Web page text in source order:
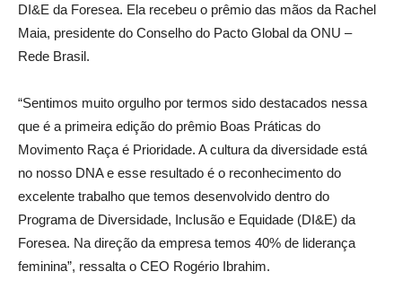
DI&E da Foresea. Ela recebeu o prêmio das mãos da Rachel
Maia, presidente do Conselho do Pacto Global da ONU –
Rede Brasil.
“Sentimos muito orgulho por termos sido destacados nessa
que é a primeira edição do prêmio Boas Práticas do
Movimento Raça é Prioridade. A cultura da diversidade está
no nosso DNA e esse resultado é o reconhecimento do
excelente trabalho que temos desenvolvido dentro do
Programa de Diversidade, Inclusão e Equidade (DI&E) da
Foresea. Na direção da empresa temos 40% de liderança
feminina”, ressalta o CEO Rogério Ibrahim.